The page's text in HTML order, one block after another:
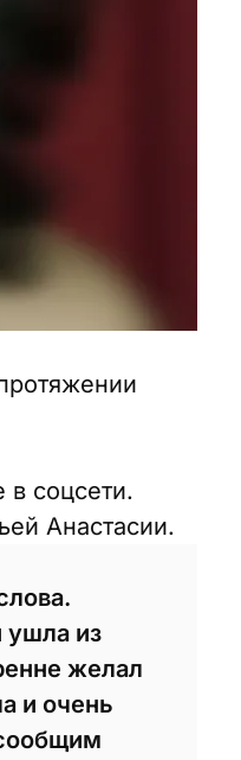
соцсети.
Анастасии.
ушла из
желал
и очень